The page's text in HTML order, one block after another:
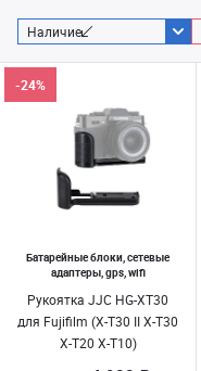
Наличие
Батарейные блоки, сетевые
адаптеры, gps, wifi
Рукоятка JJC HG-XT30
для Fujifilm (X-T30 II X-T30
X-T20 X-T10)
-24%